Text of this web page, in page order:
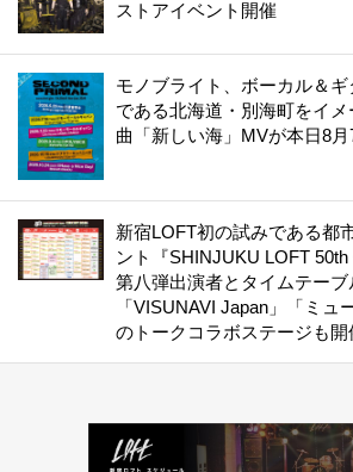
ストアイベント開催
モノブライト、ボーカル＆
である北海道・別海町をイ
曲「新しい海」MVが本日8
新宿LOFT初の試みである都
ント『SHINJUKU LOFT
第八弾出演者とタイムテーブ
「VISUNAVI Japan」「ミュ
のトークコラボステージも開